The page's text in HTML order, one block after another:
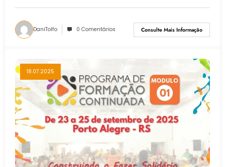
DaniTolfo 0 Comentários Consulte Mais Informação
18.07.2025